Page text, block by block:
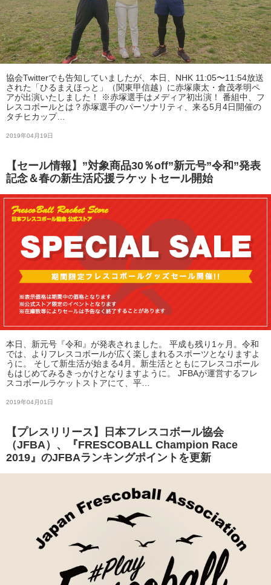
協会Twitterでも告知していましたが、本日、NHK 11:05〜11:54放送
された「ひるまえほっと」（関東甲信越）に赤塚康太・倉茂孝明ペ
アが出演いたしました！ ※赤塚選手はメディア初出演！ 番組中、フ
レスコボールとは？赤塚選手のパーソナリティ、来る5月4日開催の
タチヒカップ…
2019年04月19日
【セール情報】”対象商品30％off”新元号”令和”発表
記念＆春の新生活応援ラケットセール開始
本日、新元号『令和』が発表されました。 平成も残り1ヶ月。令和
では、よりフレスコボールが広く楽しまれるスポーツとなりますよ
うに。 そして新生活が始まる4月。新生活とともにフレスコボール
もはじめてみるきっかけとなりますように。 JFBAが運営するフレ
スコボールラケットストアにて、平…
2019年04月01日
【プレスリリース】日本フレスコボール協会
（JFBA）、『FRESCOBALL Champion Race
2019』のJFBAランキングポイントを更新